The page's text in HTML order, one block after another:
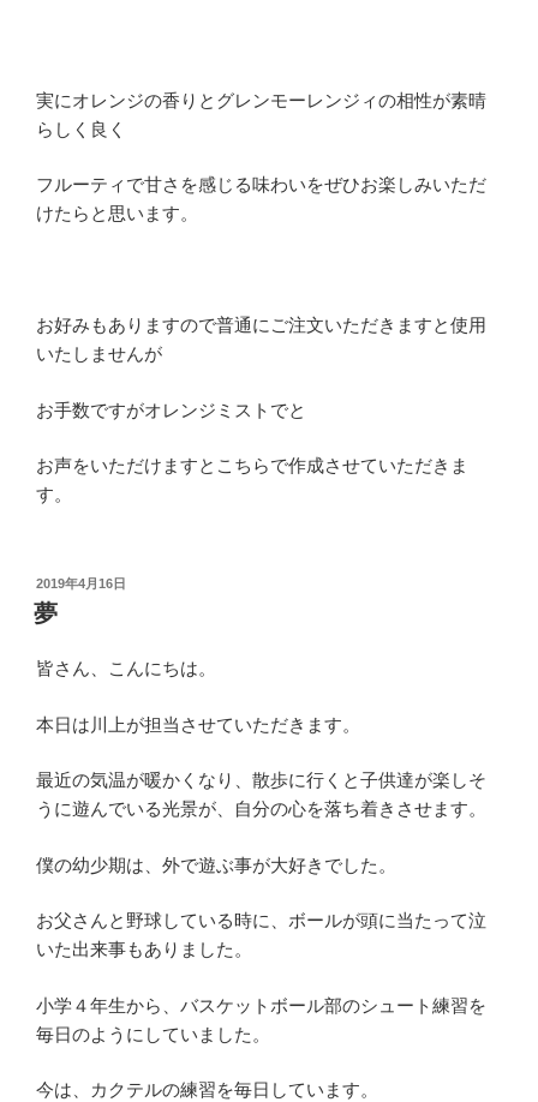
実にオレンジの香りとグレンモーレンジィの相性が素晴
らしく良く
フルーティで甘さを感じる味わいをぜひお楽しみいただ
けたらと思います。
お好みもありますので普通にご注文いただきますと使用
いたしませんが
お手数ですがオレンジミストでと
お声をいただけますとこちらで作成させていただきま
す。
投
稿
日:
2019年4月16日
夢
皆さん、こんにちは。
本日は川上が担当させていただきます。
最近の気温が暖かくなり、散歩に行くと子供達が楽しそ
うに遊んでいる光景が、自分の心を落ち着きさせます。
僕の幼少期は、外で遊ぶ事が大好きでした。
お父さんと野球している時に、ボールが頭に当たって泣
いた出来事もありました。
小学４年生から、バスケットボール部のシュート練習を
毎日のようにしていました。
今は、カクテルの練習を毎日しています。